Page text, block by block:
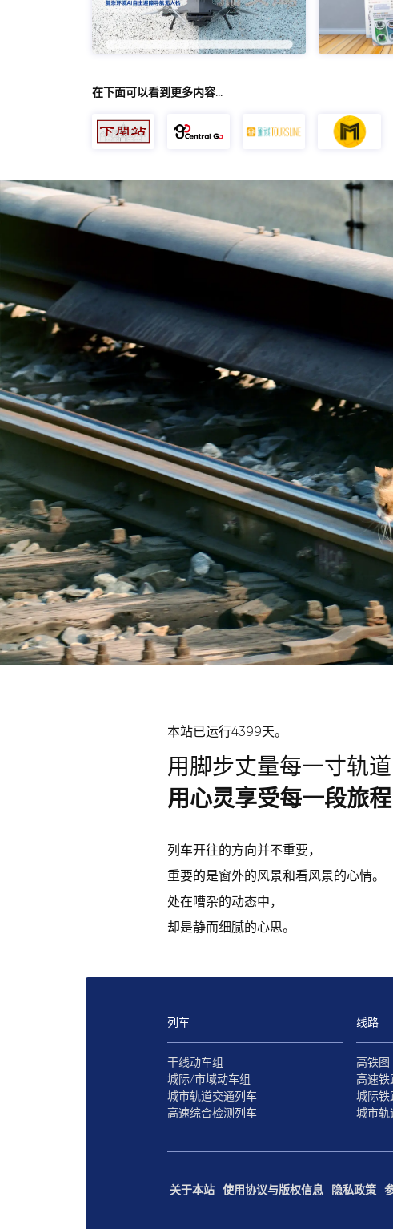
在下面可以看到更多内容…
本站已运行4399天。
用脚步丈量每一寸轨道
用心灵享受每一段旅程
列车开往的方向并不重要，
重要的是窗外的风景和看风景的心情。
处在嘈杂的动态中，
却是静而细腻的心思。
列车
干线动车组
城际/市域动车组
城市轨道交通列车
高速综合检测列车
线路
高铁图
高速铁
城际铁
城市轨
关于本站 使用协议与版权信息 隐私政策